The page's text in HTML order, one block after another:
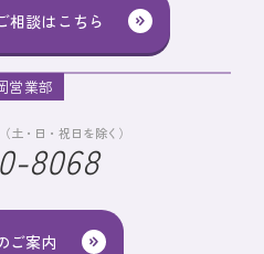
相談はこちら
ご案内
営業部
土・日・祝日を除く）
8068